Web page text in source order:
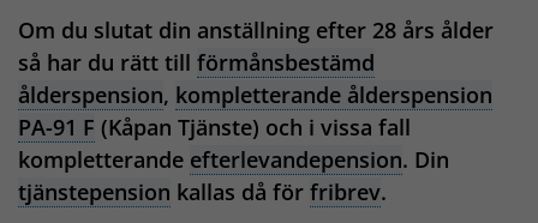
Om du slutat din anställning efter 28 års ålder
så har du rätt till förmånsbestämd
ålderspension, kompletterande ålderspension
PA-91 F (Kåpan Tjänste) och i vissa fall
kompletterande efterlevandepension. Din
tjänstepension kallas då för fribrev.